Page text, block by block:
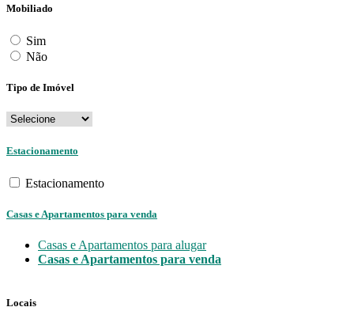
Mobiliado
Sim
Não
Tipo de Imóvel
Estacionamento
Estacionamento
Casas e Apartamentos para venda
Casas e Apartamentos para alugar
Casas e Apartamentos para venda
Locais